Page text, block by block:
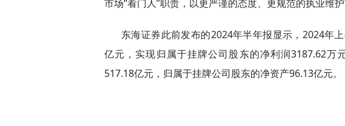
市场“看门人”职责，以更严谨的态度、更规范的执业维
东海证券此前发布的2024年半年报显示，2024年
亿元，实现归属于挂牌公司股东的净利润3187.62万
517.18亿元，归属于挂牌公司股东的净资产96.13亿元。